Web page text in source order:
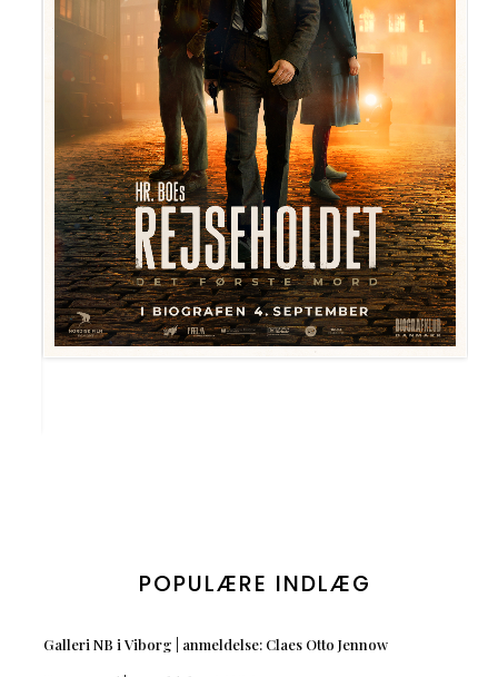
POPULÆRE INDLÆG
Galleri NB i Viborg | anmeldelse: Claes Otto Jennow